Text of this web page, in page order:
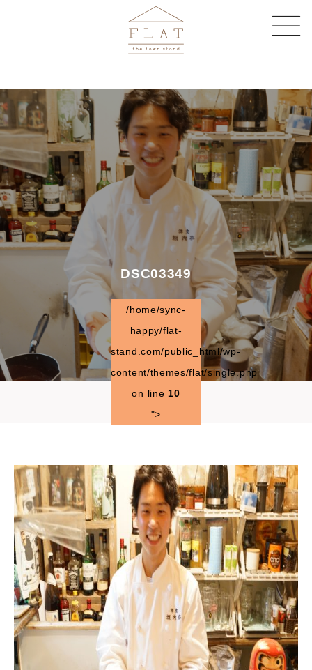
CAFE
SHARE SPACE
EC STORE
COMPANY
CONTACT
DSC03349
/home/sync-
happy/flat-
stand.com/public_html/wp-
content/themes/flat/single.php
on line 10
">